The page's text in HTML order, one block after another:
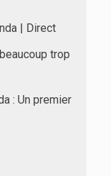
| Direct
trop
: Un premier